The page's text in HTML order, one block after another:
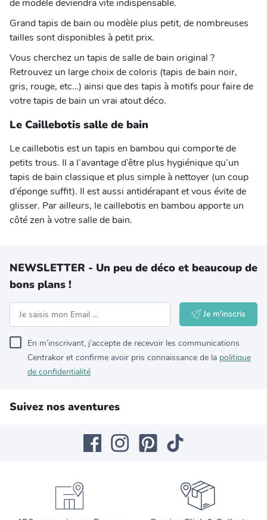
de modèle deviendra vite indispensable.
Grand tapis de bain ou modèle plus petit, de nombreuses
tailles sont disponibles à petit prix.
Vous cherchez un tapis de salle de bain original ?
Retrouvez un large choix de coloris (tapis de bain noir,
gris, rouge, etc…) ainsi que des tapis à motifs pour faire de
votre tapis de bain un vrai atout déco.
Le Caillebotis salle de bain
Le caillebotis est un tapis en bambou qui comporte de
petits trous. Il a l’avantage d’être plus hygiénique qu’un
tapis de bain classique et plus simple à nettoyer (un coup
d’éponge suffit). Il est aussi antidérapant et vous évite de
glisser. Par ailleurs, le caillebotis en bambou apporte un
côté zen à votre salle de bain.
NEWSLETTER - Un peu de déco et beaucoup de
bons plans !
Je m'inscris
En m’inscrivant, j’accepte de recevoir les communications
Centrakor et confirme avoir pris connaissance de la politique
de confidentialité
Suivez nos aventures